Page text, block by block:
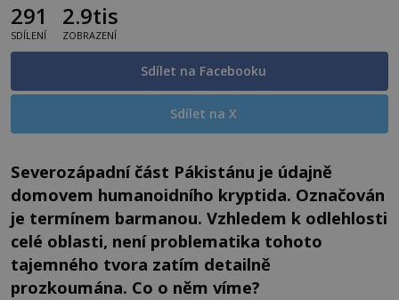
291
SDÍLENÍ
2.9tis
ZOBRAZENÍ
Sdílet na Facebooku
Sdílet na X
Severozápadní část Pákistánu je údajně
domovem humanoidního kryptida. Označován
je termínem barmanou. Vzhledem k odlehlosti
celé oblasti, není problematika tohoto
tajemného tvora zatím detailně
prozkoumána. Co o něm víme?